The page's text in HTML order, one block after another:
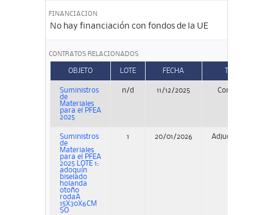
FINANCIACION
No hay financiación con fondos de la UE
CONTRATOS RELACIONADOS
OBJETO LOTE FECHA
Suministros
de
Materiales
para el PFEA
2025
n/d 11/12/2025 Concurso
Suministros
de
Materiales
para el PFEA
2025 LOTE 1:
adoquín
biselado
holanda
otoño
rodaA
15X30X6CM
SO
1 20/01/2026 Adjudicación